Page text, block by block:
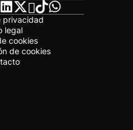
privacidad
legal
cookies
de cookies